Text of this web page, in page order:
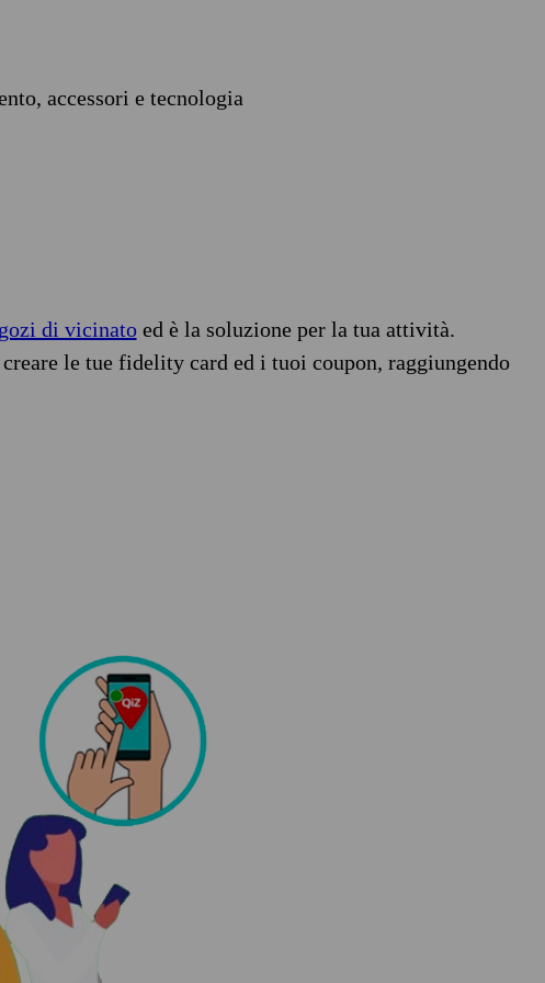
accessori e tecnologia
di vicinatoed è la soluzione per la tua attività.
le tue fidelity card ed i tuoi coupon, raggiungendo